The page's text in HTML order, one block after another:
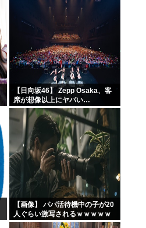
【日向坂46】 Zepp Osaka、客
席が想像以上にヤバい…
【画像】 パパ活待機中の子が20
人ぐらい激写されるｗｗｗｗｗ
ｗｗｗｗｗｗ